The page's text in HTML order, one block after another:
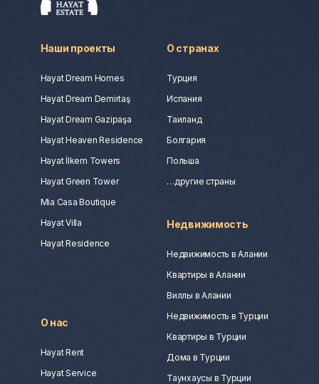
Наши проекты
Hayat Dream Homes
Hayat Dream Demirtaş
Hayat Dream Gazipaşa
Hayat Heaven Residence
Hayat İlkem Towers
Hayat Green Tower
Mia Casa Boutique
Hayat Villa
Hayat Residence
О странах
Турция
Испания
Таиланд
Болгария
Польша
…другие страны
О нас
Hayat Rent
Hayat Service
Недвижимость
Недвижимость в Алании
Квартиры в Алании
Виллы в Алании
Недвижимость в Турции
Квартиры в Турции
Дома в Турции
Таунхаусы в Турции